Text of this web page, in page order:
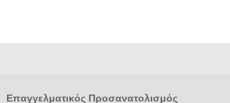
Επαγγελματικός Προσανατολισμός